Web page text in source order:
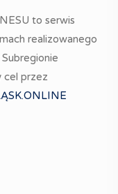
to serwis
realizowanego
cel przez